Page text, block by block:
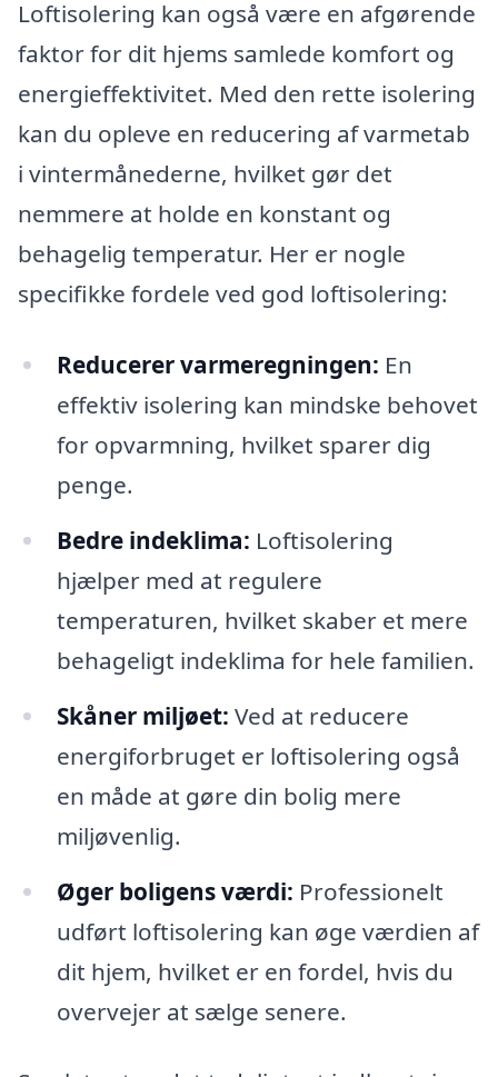
Loftisolering kan også være en afgørende
faktor for dit hjems samlede komfort og
energieffektivitet. Med den rette isolering
kan du opleve en reducering af varmetab
i vintermånederne, hvilket gør det
nemmere at holde en konstant og
behagelig temperatur. Her er nogle
specifikke fordele ved god loftisolering:
Reducerer varmeregningen: En
effektiv isolering kan mindske behovet
for opvarmning, hvilket sparer dig
penge.
Bedre indeklima: Loftisolering
hjælper med at regulere
temperaturen, hvilket skaber et mere
behageligt indeklima for hele familien.
Skåner miljøet: Ved at reducere
energiforbruget er loftisolering også
en måde at gøre din bolig mere
miljøvenlig.
Øger boligens værdi: Professionelt
udført loftisolering kan øge værdien af
dit hjem, hvilket er en fordel, hvis du
overvejer at sælge senere.